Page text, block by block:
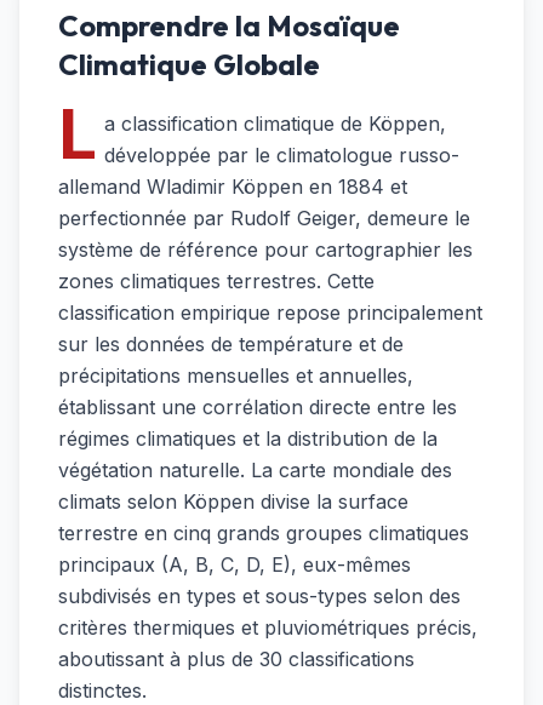
Comprendre la Mosaïque
Climatique Globale
L a classification climatique de Köppen,
développée par le climatologue russo-
allemand Wladimir Köppen en 1884 et
perfectionnée par Rudolf Geiger, demeure le
système de référence pour cartographier les
zones climatiques terrestres. Cette
classification empirique repose principalement
sur les données de température et de
précipitations mensuelles et annuelles,
établissant une corrélation directe entre les
régimes climatiques et la distribution de la
végétation naturelle. La carte mondiale des
climats selon Köppen divise la surface
terrestre en cinq grands groupes climatiques
principaux (A, B, C, D, E), eux-mêmes
subdivisés en types et sous-types selon des
critères thermiques et pluviométriques précis,
aboutissant à plus de 30 classifications
distinctes.